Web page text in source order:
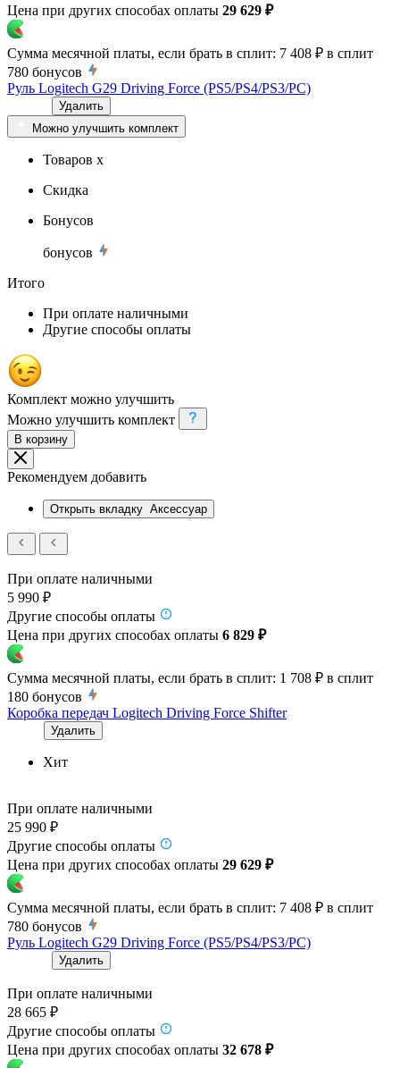
Цена при других способах оплаты 29 629 ₽
Сумма месячной платы, если брать в сплит: 7 408 ₽ в сплит
780 бонусов
Руль Logitech G29 Driving Force (PS5/PS4/PS3/PC)
Удалить
Можно улучшить комплект
Товаров x
Скидка
Бонусов
бонусов
Итого
При оплате наличными
Другие способы оплаты
Комплект можно улучшить
Можно улучшить комплект
В корзину
Рекомендуем добавить
Открыть вкладку Аксессуар
При оплате наличными
5 990 ₽
Другие способы оплаты
Цена при других способах оплаты 6 829 ₽
Сумма месячной платы, если брать в сплит: 1 708 ₽ в сплит
180 бонусов
Коробка передач Logitech Driving Force Shifter
Удалить
Хит
При оплате наличными
25 990 ₽
Другие способы оплаты
Цена при других способах оплаты 29 629 ₽
Сумма месячной платы, если брать в сплит: 7 408 ₽ в сплит
780 бонусов
Руль Logitech G29 Driving Force (PS5/PS4/PS3/PC)
Удалить
При оплате наличными
28 665 ₽
Другие способы оплаты
Цена при других способах оплаты 32 678 ₽